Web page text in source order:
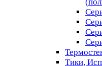
Тики,